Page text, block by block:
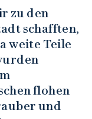
zu den
schafften,
weite Teile
flohen
und